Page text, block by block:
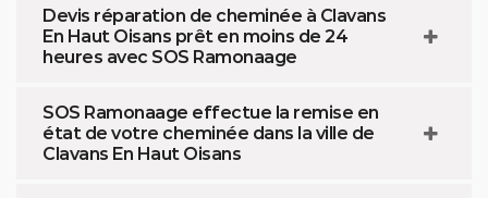
Devis réparation de cheminée à Clavans
En Haut Oisans prêt en moins de 24
heures avec SOS Ramonaage
SOS Ramonaage effectue la remise en
état de votre cheminée dans la ville de
Clavans En Haut Oisans